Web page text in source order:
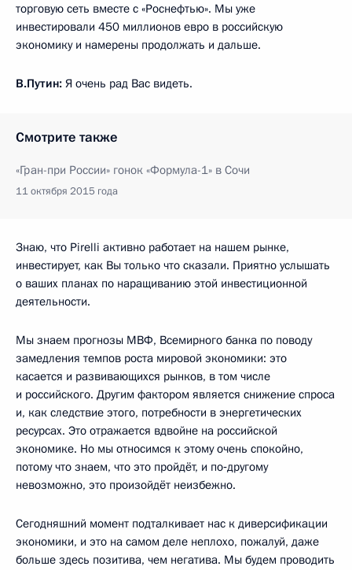
торговую сеть вместе с «Роснефтью». Мы уже
инвестировали 450 миллионов евро в российскую
экономику и намерены продолжать и дальше.
В.Путин: Я очень рад Вас видеть.
Смотрите также
«Гран-при России» гонок «Формула-1» в Сочи
11 октября 2015 года
Знаю, что Pirelli активно работает на нашем рынке,
инвестирует, как Вы только что сказали. Приятно услышать
о ваших планах по наращиванию этой инвестиционной
деятельности.
Мы знаем прогнозы МВФ, Всемирного банка по поводу
замедления темпов роста мировой экономики: это
касается и развивающихся рынков, в том числе
и российского. Другим фактором является снижение спроса
и, как следствие этого, потребности в энергетических
ресурсах. Это отражается вдвойне на российской
экономике. Но мы относимся к этому очень спокойно,
потому что знаем, что это пройдёт, и по‑другому
невозможно, это произойдёт неизбежно.
Сегодняшний момент подталкивает нас к диверсификации
экономики, и это на самом деле неплохо, пожалуй, даже
больше здесь позитива, чем негатива. Мы будем проводить